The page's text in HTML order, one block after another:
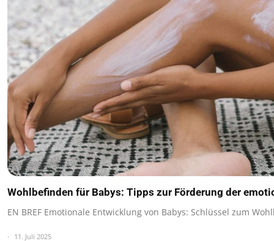
Wohlbefinden für Babys: Tipps zur Förderung der
EN BREF Emotionale Entwicklung von Babys: Schlüssel zum
11. Juli 2025